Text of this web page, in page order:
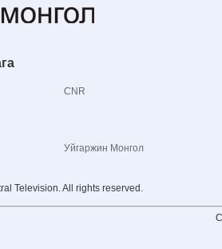
CNR
Уйгаржин Монгол
Television. All rights reserved.